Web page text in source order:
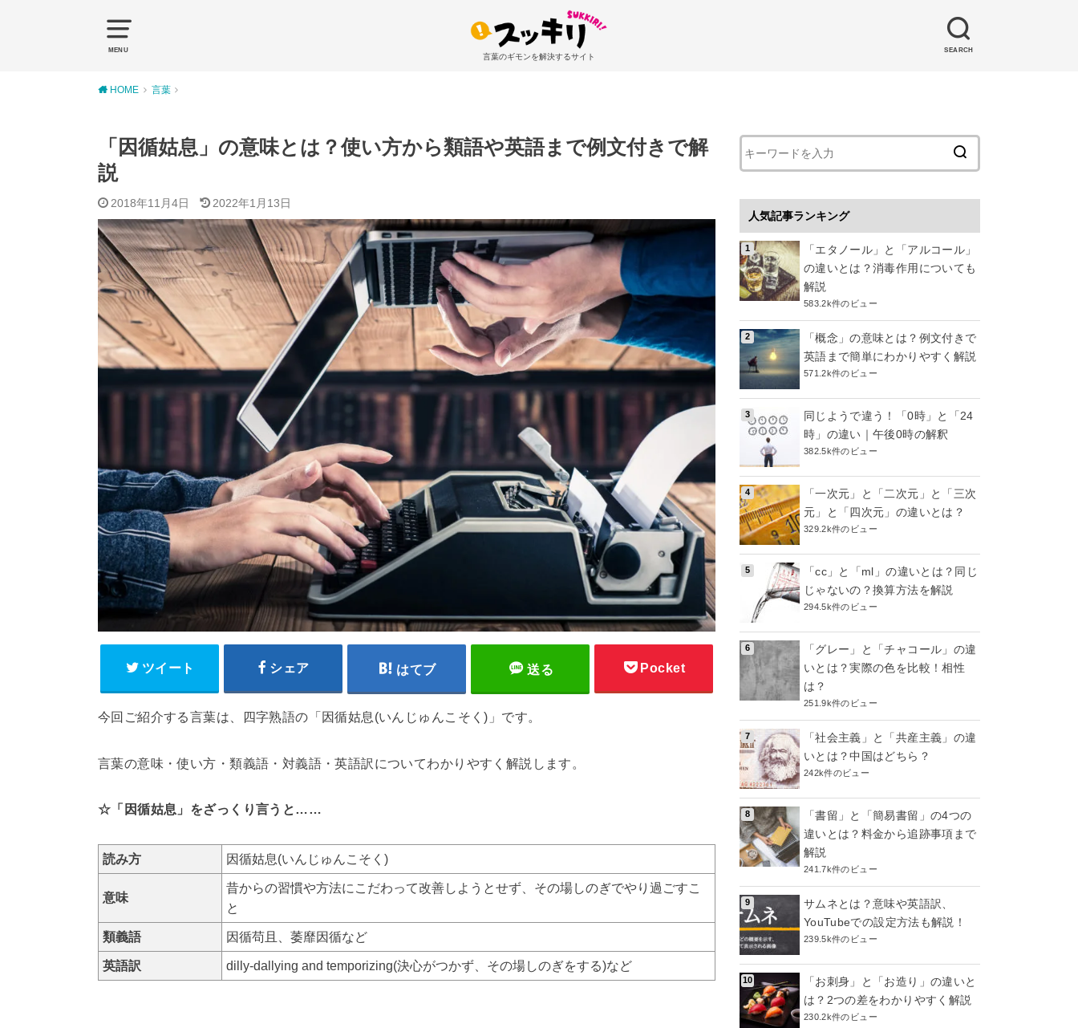
MENU SEARCH
言葉のギモンを解決するサイト
HOME 言葉
「因循姑息」の意味とは？使い方から類語や英語まで例文付きで解
説
2018年11月4日 2022年1月13日
ツイート シェア はてブ 送る Pocket
今回ご紹介する言葉は、四字熟語の「因循姑息(いんじゅんこそく)」です。
言葉の意味・使い方・類義語・対義語・英語訳についてわかりやすく解説します。
☆「因循姑息」をざっくり言うと……
読み方 因循姑息(いんじゅんこそく)
意味
昔からの習慣や方法にこだわって改善しようとせず、その場しのぎでやり過ごすこ
と
類義語 因循苟且、萎靡因循など
英語訳 dilly-dallying and temporizing(決心がつかず、その場しのぎをする)など
人気記事ランキング
「エタノール」と「アルコール」
の違いとは？消毒作用についても
解説
583.2k件のビュー
「概念」の意味とは？例文付きで
英語まで簡単にわかりやすく解説
571.2k件のビュー
同じようで違う！「0時」と「24
時」の違い｜午後0時の解釈
382.5k件のビュー
「一次元」と「二次元」と「三次
元」と「四次元」の違いとは？
329.2k件のビュー
「cc」と「ml」の違いとは？同じ
じゃないの？換算方法を解説
294.5k件のビュー
「グレー」と「チャコール」の違
いとは？実際の色を比較！相性
は？
251.9k件のビュー
「社会主義」と「共産主義」の違
いとは？中国はどちら？
242k件のビュー
「書留」と「簡易書留」の4つの
違いとは？料金から追跡事項まで
解説
241.7k件のビュー
サムネとは？意味や英語訳、
YouTubeでの設定方法も解説！
239.5k件のビュー
「お刺身」と「お造り」の違いと
は？2つの差をわかりやすく解説
230.2k件のビュー